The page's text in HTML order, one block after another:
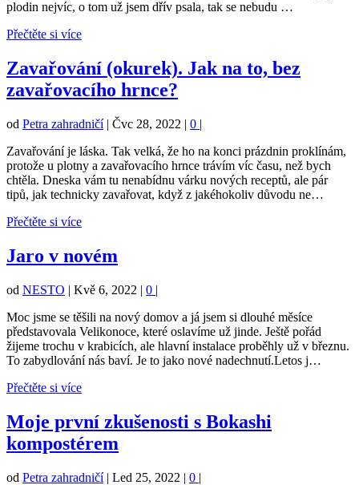
plodin nejvíc, o tom už jsem dřív psala, tak se nebudu …
Přečtěte si více
Zavařování (okurek). Jak na to, bez
zavařovacího hrnce?
od Petra zahradničí| Čvc 28, 2022 | 0 |
Zavařování je láska. Tak velká, že ho na konci prázdnin proklínám,
protože u plotny a zavařovacího hrnce trávím víc času, než bych
chtěla. Dneska vám tu nenabídnu várku nových receptů, ale pár
tipů, jak technicky zavařovat, když z jakéhokoliv důvodu ne…
Přečtěte si více
Jaro v novém
od NESTO | Kvě 6, 2022 | 0 |
Moc jsme se těšili na nový domov a já jsem si dlouhé měsíce
představovala Velikonoce, které oslavíme už jinde. Ještě pořád
žijeme trochu v krabicích, ale hlavní instalace proběhly už v březnu.
To zabydlování nás baví. Je to jako nové nadechnutí.Letos j…
Přečtěte si více
Moje první zkušenosti s Bokashi
kompostérem
od Petra zahradničí| Led 25, 2022 | 0 |